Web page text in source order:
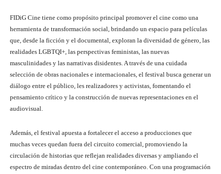
FIDiG Cine tiene como propósito principal promover el cine como una
herramienta de transformación social, brindando un espacio para películas
que, desde la ficción y el documental, exploran la diversidad de género, las
realidades LGBTQI+, las perspectivas feministas, las nuevas
masculinidades y las narrativas disidentes. A través de una cuidada
selección de obras nacionales e internacionales, el festival busca generar un
diálogo entre el público, les realizadores y activistas, fomentando el
pensamiento crítico y la construcción de nuevas representaciones en el
audiovisual.
Además, el festival apuesta a fortalecer el acceso a producciones que
muchas veces quedan fuera del circuito comercial, promoviendo la
circulación de historias que reflejan realidades diversas y ampliando el
espectro de miradas dentro del cine contemporáneo. Con una programación